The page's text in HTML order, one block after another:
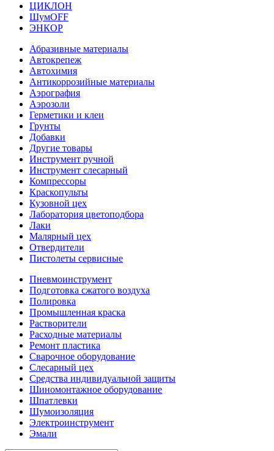
ЦИКЛОН
ШумOFF
ЭНКОР
Абразивные материалы
Автокрепеж
Автохимия
Антикоррозийные материалы
Аэрография
Аэрозоли
Герметики и клеи
Грунты
Добавки
Другие товары
Инструмент ручной
Инструмент слесарный
Компрессоры
Краскопульты
Кузовной цех
Лаборатория цветоподбора
Лаки
Малярный цех
Отвердители
Пистолеты сервисные
Пневмоинструмент
Подготовка сжатого воздуха
Полировка
Промышленная краска
Растворители
Расходные материалы
Ремонт пластика
Сварочное оборудование
Слесарный цех
Средства индивидуальной защиты
Шиномонтажное оборудование
Шпатлевки
Шумоизоляция
Электроинструмент
Эмали